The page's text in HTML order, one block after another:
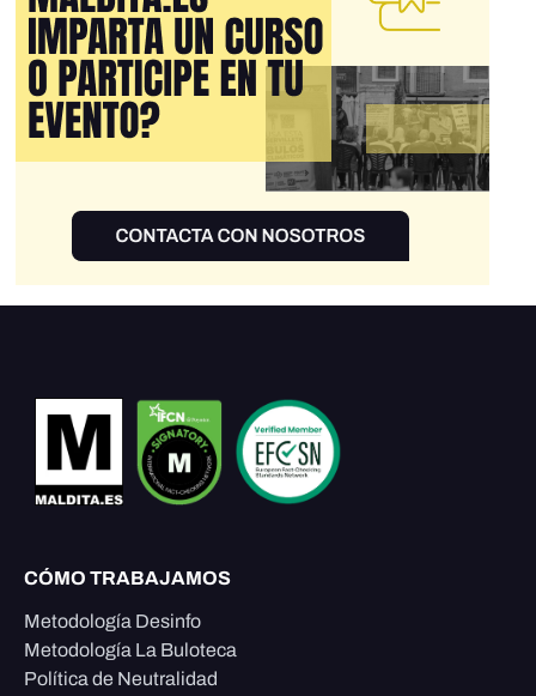
CÓMO TRABAJAMOS
Metodología Desinfo
Metodología La Buloteca
Política de Neutralidad